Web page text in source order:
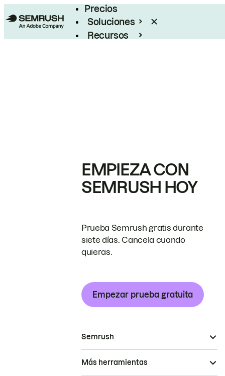
Precios
Soluciones
Recursos
EMPIEZA CON
SEMRUSH HOY
Prueba Semrush gratis durante
siete días. Cancela cuando
quieras.
Empezar prueba gratuita
Semrush
Más herramientas